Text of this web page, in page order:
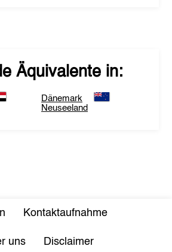
Äquivalente in:
Dänemark
Neuseeland
Kontaktaufnahme
uns Disclaimer